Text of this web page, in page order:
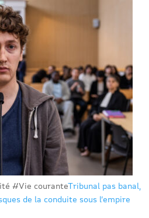
#Vie couranteTribunal pas banal,
de la conduite sous l’empire